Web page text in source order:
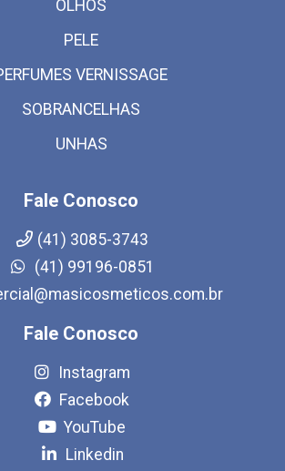
OLHOS
PELE
VERNISSAGE
SOBRANCELHAS
UNHAS
Fale Conosco
(41) 3085-3743
(41) 99196-0851
Fale Conosco
Instagram
Facebook
YouTube
Linkedin